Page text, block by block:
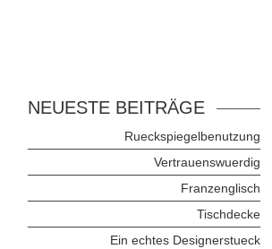
NEUESTE BEITRÄGE
Rueckspiegelbenutzung
Vertrauenswuerdig
Franzenglisch
Tischdecke
Ein echtes Designerstueck